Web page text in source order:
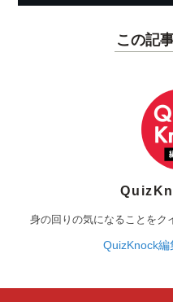
この記
身の回りの気になることをク
QuizKnock